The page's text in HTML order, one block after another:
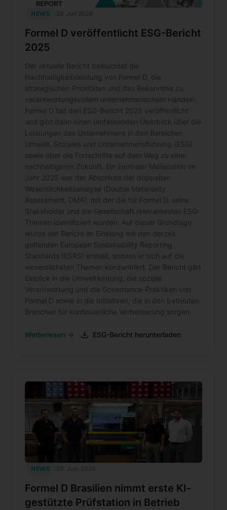
NEWS 29. Juli 2026
Formel D veröffentlicht ESG-Bericht
2025
Der aktuelle Bericht beleuchtet die
Nachhaltigkeitsleistung von Formel D, die
strategischen Prioritäten und das Bekenntnis zu
verantwortungsvollem unternehmerischem Handeln.
Formel D hat den ESG-Bericht 2025 veröffentlicht
und gibt darin einen umfassenden Überblick über die
Leistungen des Unternehmens in den Bereichen
Umwelt, Soziales und Unternehmensführung (ESG)
sowie über die Fortschritte auf dem Weg zu einer
nachhaltigeren Zukunft. Ein zentraler Meilenstein im
Jahr 2025 war der Abschluss der doppelten
Wesentlichkeitsanalyse (Double Materiality
Assessment, DMA), mit der die für Formel D, seine
Stakeholder und die Gesellschaft relevantesten ESG-
Themen identifiziert wurden. Auf dieser Grundlage
wurde der Bericht im Einklang mit den derzeit
geltenden European Sustainability Reporting
Standards (ESRS) erstellt, sodass er sich auf die
wesentlichsten Themen konzentriert. Der Bericht gibt
Einblick in die Umweltleistung, die soziale
Verantwortung und die Governance-Praktiken von
Formel D sowie in die Initiativen, die in den betreuten
Branchen für kontinuierliche Verbesserung sorgen.
Weiterlesen → ESG-Bericht herunterladen
NEWS 20. Juni 2026
Formel D Brasilien nimmt erste KI-
gestützte Prüfstation in Betrieb